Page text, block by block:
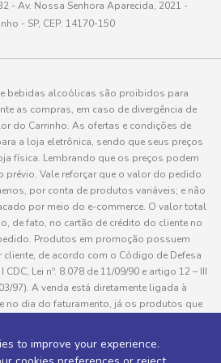
to improve your experience.
- Av. Nossa Senhora Aparecida, 2021 -
- SP, CEP: 14170-150
bebidas alcoólicas são proibidos para
as compras, em caso de divergência de
do Carrinho. As ofertas e condições de
a loja eletrônica, sendo que seus preços
física. Lembrando que os preços podem
prévio. Vale reforçar que o valor do pedido
por conta de produtos variáveis; e não
por meio do e-commerce. O valor total
de fato, no cartão de crédito do cliente no
Produtos em promoção possuem
de acordo com o Código de Defesa
Lei nº. 8.078 de 11/09/90 e artigo 12 – III
97). A venda está diretamente ligada à
no dia do faturamento, já os produtos que
será entregue e o valor do item não será